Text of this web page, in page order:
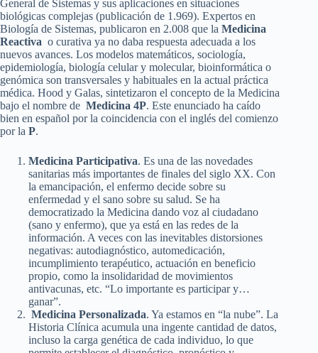
General de Sistemas y sus aplicaciones en situaciones
biológicas complejas (publicación de 1.969). Expertos en
Biología de Sistemas, publicaron en 2.008 que la Medicina
Reactiva o curativa ya no daba respuesta adecuada a los
nuevos avances. Los modelos matemáticos, sociología,
epidemiología, biología celular y molecular, bioinformática o
genómica son transversales y habituales en la actual práctica
médica. Hood y Galas, sintetizaron el concepto de la Medicina
bajo el nombre de Medicina 4P. Este enunciado ha caído
bien en español por la coincidencia con el inglés del comienzo
por la P.
Medicina Participativa. Es una de las novedades
sanitarias más importantes de finales del siglo XX. Con
la emancipación, el enfermo decide sobre su
enfermedad y el sano sobre su salud. Se ha
democratizado la Medicina dando voz al ciudadano
(sano y enfermo), que ya está en las redes de la
información. A veces con las inevitables distorsiones
negativas: autodiagnóstico, automedicación,
incumplimiento terapéutico, actuación en beneficio
propio, como la insolidaridad de movimientos
antivacunas, etc. “Lo importante es participar y…
ganar”.
Medicina Personalizada. Ya estamos en “la nube”. La
Historia Clínica acumula una ingente cantidad de datos,
incluso la carga genética de cada individuo, lo que